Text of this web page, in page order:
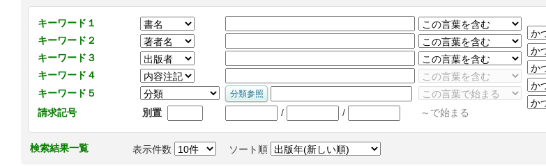
キーワード１
キーワード２
キーワード３
キーワード４
キーワード５
請求記号
別置 / / ～で始まる
検索結果一覧 表示件数 ソート順